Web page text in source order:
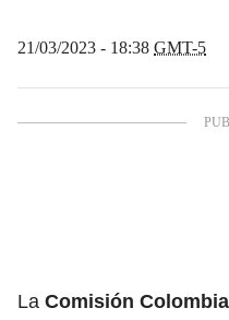
21/03/2023 - 18:38 GMT-5
La Comisión